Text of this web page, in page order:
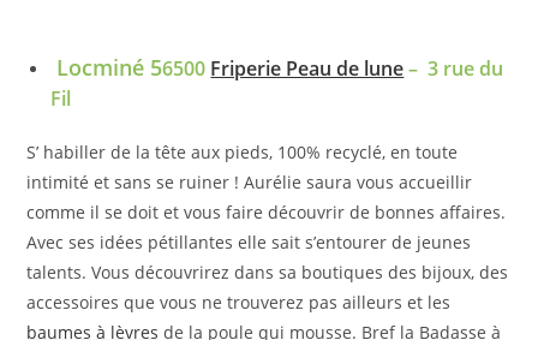
Locminé 56500 Friperie Peau de lune– 3 rue du
Fil
S’ habiller de la tête aux pieds, 100% recyclé, en toute
intimité et sans se ruiner ! Aurélie saura vous accueillir
comme il se doit et vous faire découvrir de bonnes affaires.
Avec ses idées pétillantes elle sait s’entourer de jeunes
talents. Vous découvrirez dans sa boutiques des bijoux, des
accessoires que vous ne trouverez pas ailleurs et les
baumes à lèvres de la poule qui mousse. Bref la Badasse à